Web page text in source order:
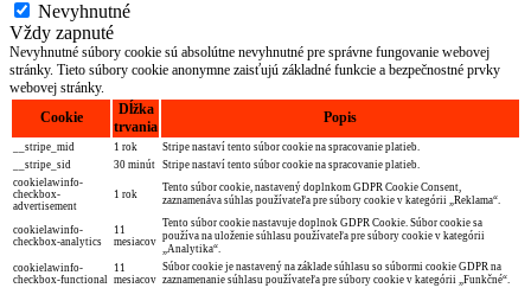
Nevyhnutné
Vždy zapnuté
Nevyhnutné súbory cookie sú absolútne nevyhnutné pre správne fungovanie webovej
stránky. Tieto súbory cookie anonymne zaisťujú základné funkcie a bezpečnostné prvky
webovej stránky.
Cookie
Dĺžka
trvania
Popis
__stripe_mid 1 rok
Stripe nastaví tento súbor cookie na spracovanie platieb.
__stripe_sid
30 minút Stripe nastaví tento súbor cookie na spracovanie platieb.
cookielawinfo-
checkbox-
advertisement
1 rok
Tento súbor cookie, nastavený doplnkom GDPR Cookie Consent,
zaznamenáva súhlas používateľa pre súbory cookie v kategórii „Reklama“.
cookielawinfo-
checkbox-analytics
11
mesiacov
Tento súbor cookie nastavuje doplnok GDPR Cookie. Súbor cookie sa
používa na uloženie súhlasu používateľa pre súbory cookie v kategórii
„Analytika“.
cookielawinfo-
checkbox-functional
11
mesiacov
Súbor cookie je nastavený na základe súhlasu so súbormi cookie GDPR na
zaznamenanie súhlasu používateľa pre súbory cookie v kategórii „Funkčné“.